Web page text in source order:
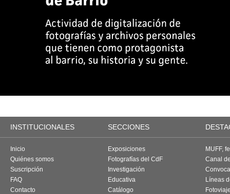
INSTITUCIONALES SECCIONES
Inicio
Quiénes somos
Suscripción
FAQ
Contacto
Exposiciones
Fotografías del CdF
Investigación
Educativa
Catálogo
MUFF,
Canal
Líneas